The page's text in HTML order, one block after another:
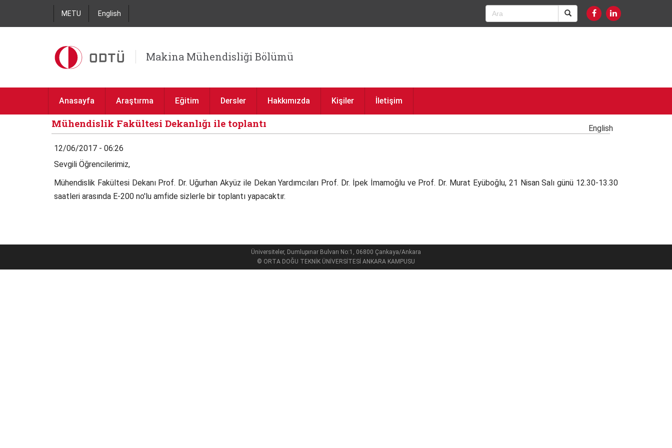
METU English
Makina Mühendisliği Bölümü
Anasayfa Araştırma Eğitim Dersler Hakkımızda Kişiler İletişim
Mühendislik Fakültesi Dekanlığı ile toplantı
12/06/2017 - 06:26
English
Sevgili Öğrencilerimiz,
Mühendislik Fakültesi Dekanı Prof. Dr. Uğurhan Akyüz ile Dekan Yardımcıları Prof. Dr. İpek İmamoğlu ve Prof. Dr. Murat Eyüboğlu, 21 Nisan Salı günü 12.30-13.30
saatleri arasında E-200 no'lu amfide sizlerle bir toplantı yapacaktır.
Üniversiteler, Dumlupınar Bulvarı No:1, 06800 Çankaya/Ankara
© ORTA DOĞU TEKNİK ÜNİVERSİTESİ ANKARA KAMPUSU